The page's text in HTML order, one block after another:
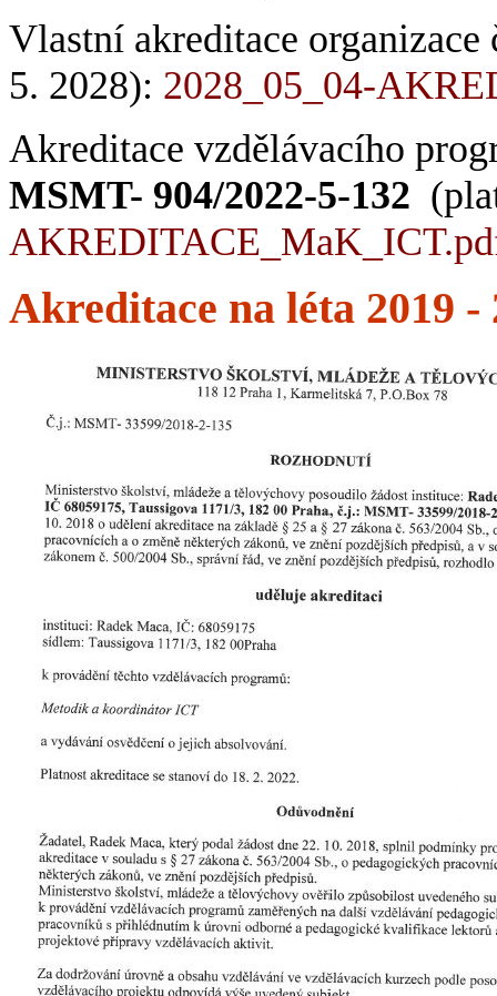
Vlastní akreditace
5. 2028): 2028_05_04-
Akreditace vzdělávacího
MSMT- 904/2022-5-132
Akreditace na léta 2019 -